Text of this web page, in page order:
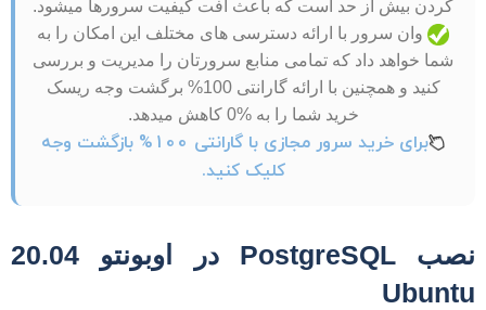
کردن بیش از حد است که باعث افت کیفیت سرورها میشود.
وان سرور با ارائه دسترسی های مختلف این امکان را به
شما خواهد داد که تمامی منابع سرورتان را مدیریت و بررسی
کنید و همچنین با ارائه گارانتی 100% برگشت وجه ریسک
خرید شما را به %0 کاهش میدهد.
برای خرید سرور مجازی با گارانتی 100% بازگشت وجه
کلیک کنید.
نصب PostgreSQL در اوبونتو 20.04